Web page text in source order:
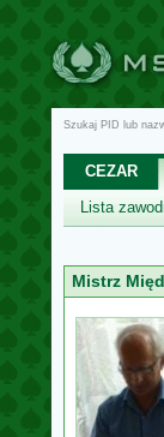
Szukaj PID lub
CEZAR
Lista
Mistrz